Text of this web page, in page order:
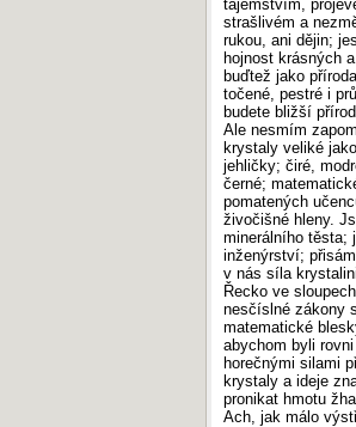
tajemstvím,
strašlivém a
rukou, ani dějin;
hojnost krásných
buďtež jako
točené, pestré i
budete bližší
Ale nesmím
krystaly veliké
jehličky; čiré,
černé;
pomatených
živočišné hleny.
minerálního těsta;
inženýrství;
v nás síla
Řecko ve
nesčíslné zákony
matematické
abychom byli
horečnými silami
krystaly a ideje
pronikat hmotu
Ach, jak málo